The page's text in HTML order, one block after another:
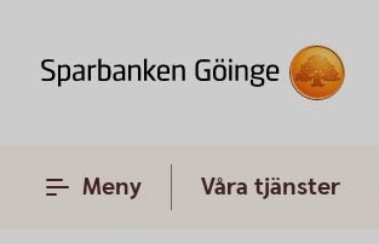
Meny Våra tjänster